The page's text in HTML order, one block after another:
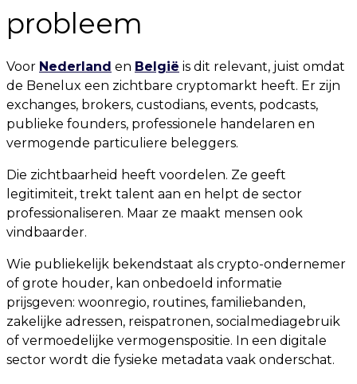
probleem
Voor Nederland en België is dit relevant, juist omdat
de Benelux een zichtbare cryptomarkt heeft. Er zijn
exchanges, brokers, custodians, events, podcasts,
publieke founders, professionele handelaren en
vermogende particuliere beleggers.
Die zichtbaarheid heeft voordelen. Ze geeft
legitimiteit, trekt talent aan en helpt de sector
professionaliseren. Maar ze maakt mensen ook
vindbaarder.
Wie publiekelijk bekendstaat als crypto-ondernemer
of grote houder, kan onbedoeld informatie
prijsgeven: woonregio, routines, familiebanden,
zakelijke adressen, reispatronen, socialmediagebruik
of vermoedelijke vermogenspositie. In een digitale
sector wordt die fysieke metadata vaak onderschat.